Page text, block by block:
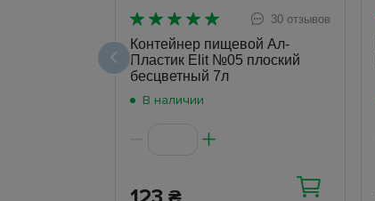
30 отзывов
Контейнер пищевой Ал-
Пластик Elit №05 плоский
бесцветный 7л
В наличии